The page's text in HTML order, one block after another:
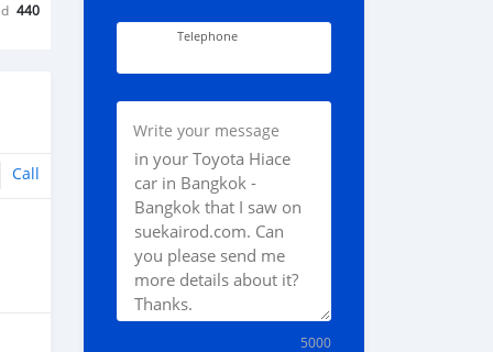
440
Call
Telephone
Write your message
5000